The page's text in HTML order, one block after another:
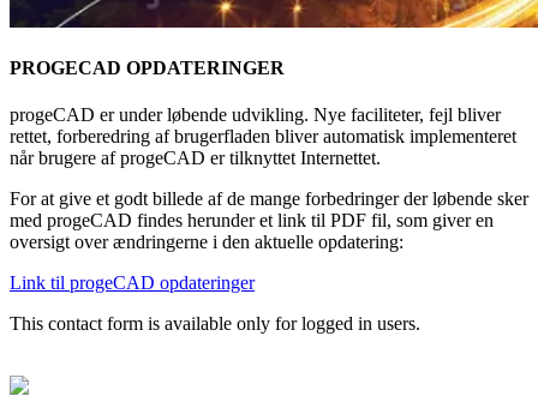
PROGECAD OPDATERINGER
progeCAD er under løbende udvikling. Nye faciliteter, fejl bliver
rettet, forberedring af brugerfladen bliver automatisk implementeret
når brugere af progeCAD er tilknyttet Internettet.
For at give et godt billede af de mange forbedringer der løbende sker
med progeCAD findes herunder et link til PDF fil, som giver en
oversigt over ændringerne i den aktuelle opdatering:
Link til progeCAD opdateringer
This contact form is available only for logged in users.